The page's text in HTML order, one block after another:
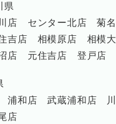
県
店 センター北店 菊
吉店 相模原店 相模
店 元住吉店 登戸店
浦和店 武蔵浦和店
店